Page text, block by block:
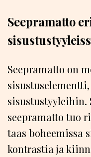
Seepramatto
Seepramatto on
sisustustyyleihin.
seepramatto tuo
taas boheemissa
kontrastia ja